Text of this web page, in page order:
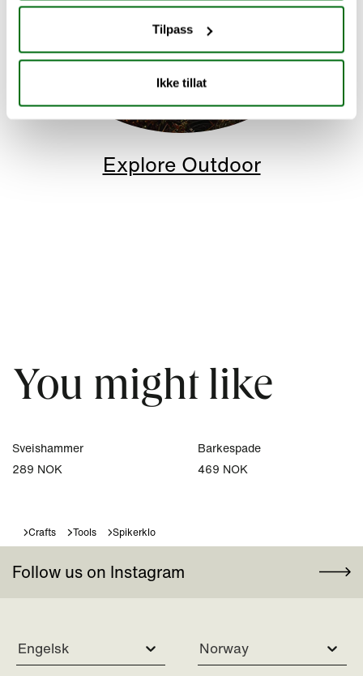
Tilpass
Ikke tillat
Explore Outdoor
You might like
Sveishammer
289 NOK
Barkespade
469 NOK
Crafts Tools Spikerklo
Follow us on Instagram
Engelsk Norway